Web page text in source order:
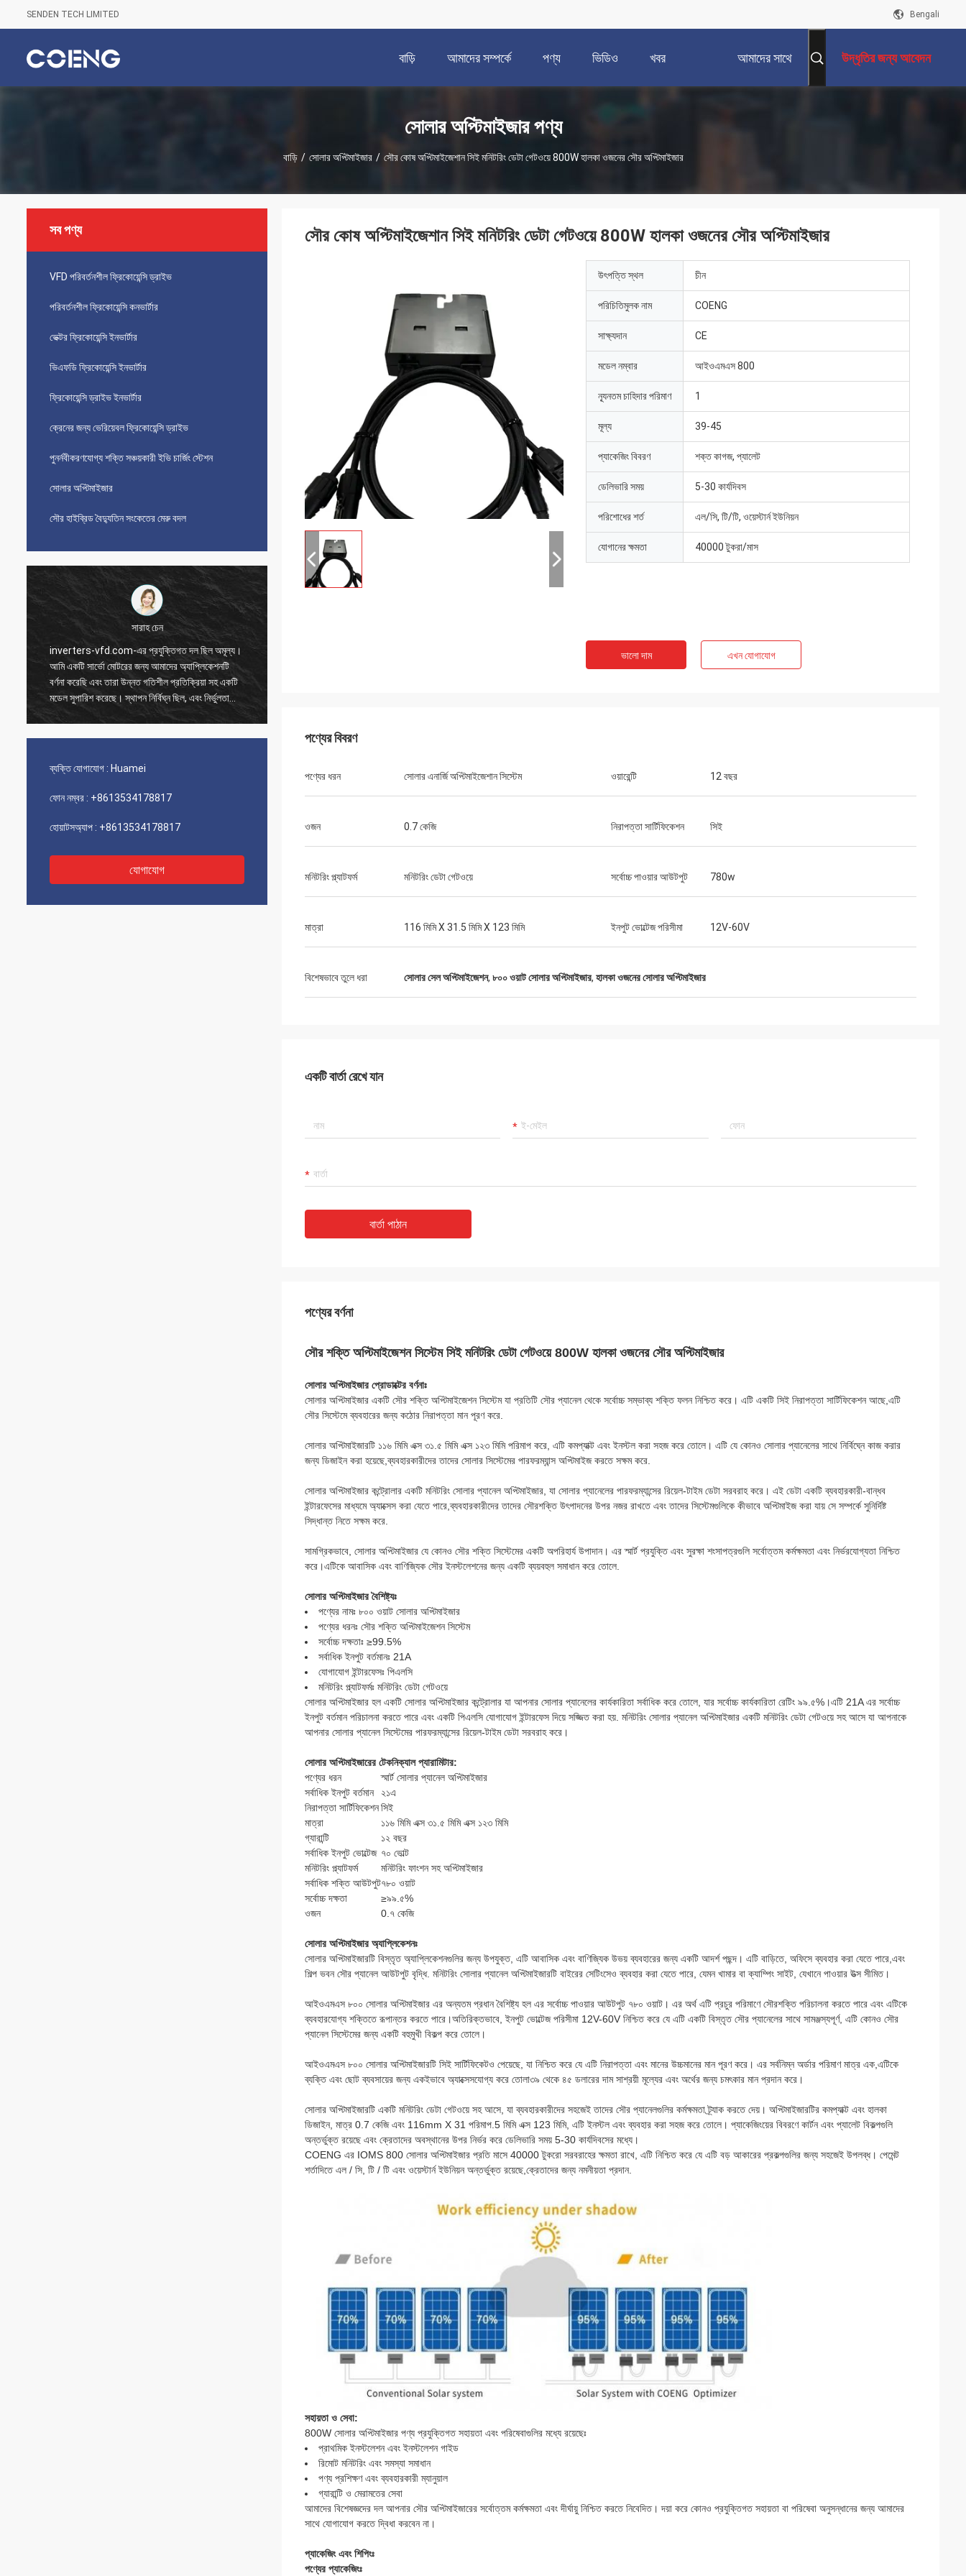
SENDEN TECH LIMITED Bengali
বাড়ি আমাদের সম্পর্কে পণ্য ভিডিও খবর আমাদের সাথে উদ্ধৃতির জন্য আবেদন
সোলার অপ্টিমাইজার পণ্য
বাড়ি / সোলার অপ্টিমাইজার / সৌর কোষ অপ্টিমাইজেশান সিই মনিটরিং ডেটা গেটওয়ে 800W হালকা ওজনের সৌর অপ্টিমাইজার
সব পণ্য
VFD পরিবর্তনশীল ফ্রিকোয়েন্সি ড্রাইভ
পরিবর্তনশীল ফ্রিকোয়েন্সি কনভার্টার
ভেক্টর ফ্রিকোয়েন্সি ইনভার্টার
ভিএফডি ফ্রিকোয়েন্সি ইনভার্টার
ফ্রিকোয়েন্সি ড্রাইভ ইনভার্টার
ক্রেনের জন্য ভেরিয়েবল ফ্রিকোয়েন্সি ড্রাইভ
পুনর্নবীকরণযোগ্য শক্তি সঞ্চয়কারী ইভি চার্জিং স্টেশন
সোলার অপ্টিমাইজার
সৌর হাইব্রিড বৈদ্যুতিন সংকেতের মেরু বদল
সারাহ চেন
inverters-vfd.com-এর প্রযুক্তিগত দল ছিল অমূল্য।
আমি একটি সার্ভো মোটরের জন্য আমাদের অ্যাপ্লিকেশনটি
বর্ণনা করেছি এবং তারা উন্নত গতিশীল প্রতিক্রিয়া সহ একটি
মডেল সুপারিশ করেছে। স্থাপন নির্বিঘ্ন ছিল, এবং নির্ভুলতা
আমাদের চক্রের সময় উন্নত করেছে। বিশেষজ্ঞের পরামর্শ এবং
পারফরম্যান্সে মুগ্ধ। সব মিলিয়ে ঝামেলামুক্ত অভিজ্ঞতা।
আমাদের একটি সংবেদনশীল পরীক্ষার পরিবেশের জন্য কম-
শব্দযুক্ত স্পিন্ডেল মোটরের প্রয়োজন ছিল। আমরা যে ইউনিটটি
আমরা আমাদের অ্যাসেম্বলি লাইনের জন্য একটি গুরুত্বপূর্ণ
VFD প্রতিস্থাপনের জন্য inverters-vfd.com-এর
ব্যক্তি যোগাযোগ : Huamei
ফোন নম্বর : +8613534178817
হোয়াটসঅ্যাপ : +8613534178817
যোগাযোগ
সৌর কোষ অপ্টিমাইজেশান সিই মনিটরিং ডেটা গেটওয়ে 800W হালকা ওজনের সৌর অপ্টিমাইজার
উৎপত্তি স্থল চীন
পরিচিতিমুলক নাম COENG
সাক্ষ্যদান CE
মডেল নম্বার আইওএমএস 800
ন্যূনতম চাহিদার পরিমাণ 1
মূল্য 39-45
প্যাকেজিং বিবরণ শক্ত কাগজ, প্যালেট
ডেলিভারি সময় 5-30 কার্যদিবস
পরিশোধের শর্ত এল/সি, টি/টি, ওয়েস্টার্ন ইউনিয়ন
যোগানের ক্ষমতা 40000 টুকরা/মাস
ভালো দাম এখন যোগাযোগ
পণ্যের বিবরণ
পণ্যের ধরন সোলার এনার্জি অপ্টিমাইজেশান সিস্টেম ওয়ারেন্টি 12 বছর
ওজন 0.7 কেজি নিরাপত্তা সার্টিফিকেশন সিই
মনিটরিং প্ল্যাটফর্ম মনিটরিং ডেটা গেটওয়ে সর্বোচ্চ পাওয়ার আউটপুট 780w
মাত্রা 116 মিমি X 31.5 মিমি X 123 মিমি ইনপুট ভোল্টেজ পরিসীমা 12V-60V
বিশেষভাবে তুলে ধরা সোলার সেল অপ্টিমাইজেশন, ৮০০ ওয়াট সোলার অপ্টিমাইজার, হালকা ওজনের সোলার অপ্টিমাইজার
একটি বার্তা রেখে যান
বার্তা পাঠান
পণ্যের বর্ণনা
সৌর শক্তি অপ্টিমাইজেশন সিস্টেম সিই মনিটরিং ডেটা গেটওয়ে 800W হালকা ওজনের সৌর অপ্টিমাইজার
সোলার অপ্টিমাইজার প্রোডাক্টের বর্ণনাঃ
সোলার অপ্টিমাইজার একটি সৌর শক্তি অপ্টিমাইজেশন সিস্টেম যা প্রতিটি সৌর প্যানেল থেকে সর্বোচ্চ সম্ভাব্য শক্তি ফলন নিশ্চিত করে। এটি একটি সিই নিরাপত্তা সার্টিফিকেশন আছে,এটি
সৌর সিস্টেমে ব্যবহারের জন্য কঠোর নিরাপত্তা মান পূরণ করে.
সোলার অপ্টিমাইজারটি ১১৬ মিমি এক্স ৩১.৫ মিমি এক্স ১২৩ মিমি পরিমাপ করে, এটি কমপ্যাক্ট এবং ইনস্টল করা সহজ করে তোলে। এটি যে কোনও সোলার প্যানেলের সাথে নির্বিঘ্নে কাজ করার
জন্য ডিজাইন করা হয়েছে,ব্যবহারকারীদের তাদের সোলার সিস্টেমের পারফরম্যান্স অপ্টিমাইজ করতে সক্ষম করে.
সোলার অপ্টিমাইজার কন্ট্রোলার একটি মনিটরিং সোলার প্যানেল অপ্টিমাইজার, যা সোলার প্যানেলের পারফরম্যান্সের রিয়েল-টাইম ডেটা সরবরাহ করে। এই ডেটা একটি ব্যবহারকারী-বান্ধব
ইন্টারফেসের মাধ্যমে অ্যাক্সেস করা যেতে পারে,ব্যবহারকারীদের তাদের সৌরশক্তি উৎপাদনের উপর নজর রাখতে এবং তাদের সিস্টেমগুলিকে কীভাবে অপ্টিমাইজ করা যায় সে সম্পর্কে সুনির্দিষ্ট
সিদ্ধান্ত নিতে সক্ষম করে.
সামগ্রিকভাবে, সোলার অপ্টিমাইজার যে কোনও সৌর শক্তি সিস্টেমের একটি অপরিহার্য উপাদান। এর স্মার্ট প্রযুক্তি এবং সুরক্ষা শংসাপত্রগুলি সর্বোত্তম কর্মক্ষমতা এবং নির্ভরযোগ্যতা নিশ্চিত
করে।এটিকে আবাসিক এবং বাণিজ্যিক সৌর ইনস্টলেশনের জন্য একটি ব্যয়বহুল সমাধান করে তোলে.
সোলার অপ্টিমাইজার বৈশিষ্ট্যঃ
পণ্যের নামঃ ৮০০ ওয়াট সোলার অপ্টিমাইজার
পণ্যের ধরনঃ সৌর শক্তি অপ্টিমাইজেশন সিস্টেম
সর্বোচ্চ দক্ষতাঃ ≥99.5%
সর্বাধিক ইনপুট বর্তমানঃ 21A
যোগাযোগ ইন্টারফেসঃ পিএলসি
মনিটরিং প্ল্যাটফর্মঃ মনিটরিং ডেটা গেটওয়ে
সোলার অপ্টিমাইজার হল একটি সোলার অপ্টিমাইজার কন্ট্রোলার যা আপনার সোলার প্যানেলের কার্যকারিতা সর্বাধিক করে তোলে, যার সর্বোচ্চ কার্যকারিতা রেটিং ৯৯.৫%।এটি 21A এর সর্বোচ্চ
ইনপুট বর্তমান পরিচালনা করতে পারে এবং একটি পিএলসি যোগাযোগ ইন্টারফেস দিয়ে সজ্জিত করা হয়. মনিটরিং সোলার প্যানেল অপ্টিমাইজার একটি মনিটরিং ডেটা গেটওয়ে সহ আসে যা আপনাকে
আপনার সোলার প্যানেল সিস্টেমের পারফরম্যান্সের রিয়েল-টাইম ডেটা সরবরাহ করে।
সোলার অপ্টিমাইজারের টেকনিক্যাল প্যারামিটার:
পণ্যের ধরন
স্মার্ট সোলার প্যানেল অপ্টিমাইজার
সর্বাধিক ইনপুট বর্তমান
২১এ
নিরাপত্তা সার্টিফিকেশনসিই
মাত্রা
১১৬ মিমি এক্স ৩১.৫ মিমি এক্স ১২৩ মিমি
গ্যারান্টি
১২ বছর
সর্বাধিক ইনপুট ভোল্টেজ ৭০ ভোল্ট
মনিটরিং প্ল্যাটফর্ম
মনিটরিং ফাংশন সহ অপ্টিমাইজার
সর্বাধিক শক্তি আউটপুট৭৮০ ওয়াট
সর্বোচ্চ দক্ষতা
≥৯৯.৫%
ওজন
0.৭ কেজি
সোলার অপ্টিমাইজার অ্যাপ্লিকেশনঃ
সোলার অপ্টিমাইজারটি বিস্তৃত অ্যাপ্লিকেশনগুলির জন্য উপযুক্ত, এটি আবাসিক এবং বাণিজ্যিক উভয় ব্যবহারের জন্য একটি আদর্শ পছন্দ। এটি বাড়িতে, অফিসে ব্যবহার করা যেতে পারে,এবং
শিল্প ভবন সৌর প্যানেল আউটপুট বৃদ্ধি. মনিটরিং সোলার প্যানেল অপ্টিমাইজারটি বাইরের সেটিংসেও ব্যবহার করা যেতে পারে, যেমন খামার বা ক্যাম্পিং সাইট, যেখানে পাওয়ার উত্স সীমিত।
আইওএমএস ৮০০ সোলার অপ্টিমাইজার এর অন্যতম প্রধান বৈশিষ্ট্য হল এর সর্বোচ্চ পাওয়ার আউটপুট ৭৮০ ওয়াট। এর অর্থ এটি প্রচুর পরিমাণে সৌরশক্তি পরিচালনা করতে পারে এবং এটিকে
ব্যবহারযোগ্য শক্তিতে রূপান্তর করতে পারে।অতিরিক্তভাবে, ইনপুট ভোল্টেজ পরিসীমা 12V-60V নিশ্চিত করে যে এটি একটি বিস্তৃত সৌর প্যানেলের সাথে সামঞ্জস্যপূর্ণ, এটি কোনও সৌর
প্যানেল সিস্টেমের জন্য একটি বহুমুখী বিকল্প করে তোলে।
আইওএমএস ৮০০ সোলার অপ্টিমাইজারটি সিই সার্টিফিকেটও পেয়েছে, যা নিশ্চিত করে যে এটি নিরাপত্তা এবং মানের উচ্চমানের মান পূরণ করে। এর সর্বনিম্ন অর্ডার পরিমাণ মাত্র এক,এটিকে
ব্যক্তি এবং ছোট ব্যবসায়ের জন্য একইভাবে অ্যাক্সেসযোগ্য করে তোলা৩৯ থেকে ৪৫ ডলারের দাম সাশ্রয়ী মূল্যের এবং অর্থের জন্য চমৎকার মান প্রদান করে।
সোলার অপ্টিমাইজারটি একটি মনিটরিং ডেটা গেটওয়ে সহ আসে, যা ব্যবহারকারীদের সহজেই তাদের সৌর প্যানেলগুলির কর্মক্ষমতা ট্র্যাক করতে দেয়। অপ্টিমাইজারটির কমপ্যাক্ট এবং হালকা
ডিজাইন, মাত্র 0.7 কেজি এবং 116mm X 31 পরিমাপ.5 মিমি এক্স 123 মিমি, এটি ইনস্টল এবং ব্যবহার করা সহজ করে তোলে। প্যাকেজিংয়ের বিবরণে কার্টন এবং প্যালেট বিকল্পগুলি
অন্তর্ভুক্ত রয়েছে এবং ক্রেতাদের অবস্থানের উপর নির্ভর করে ডেলিভারি সময় 5-30 কার্যদিবসের মধ্যে।
COENG এর IOMS 800 সোলার অপ্টিমাইজার প্রতি মাসে 40000 টুকরো সরবরাহের ক্ষমতা রাখে, এটি নিশ্চিত করে যে এটি বড় আকারের প্রকল্পগুলির জন্য সহজেই উপলব্ধ। পেমেন্ট
শর্তাদিতে এল / সি, টি / টি এবং ওয়েস্টার্ন ইউনিয়ন অন্তর্ভুক্ত রয়েছে,ক্রেতাদের জন্য নমনীয়তা প্রদান.
সহায়তা ও সেবা:
800W সোলার অপ্টিমাইজার পণ্য প্রযুক্তিগত সহায়তা এবং পরিষেবাগুলির মধ্যে রয়েছেঃ
প্রাথমিক ইনস্টলেশন এবং ইনস্টলেশন গাইড
রিমোট মনিটরিং এবং সমস্যা সমাধান
পণ্য প্রশিক্ষণ এবং ব্যবহারকারী ম্যানুয়াল
গ্যারান্টি ও মেরামতের সেবা
আমাদের বিশেষজ্ঞদের দল আপনার সৌর অপ্টিমাইজারের সর্বোত্তম কর্মক্ষমতা এবং দীর্ঘায়ু নিশ্চিত করতে নিবেদিত। দয়া করে কোনও প্রযুক্তিগত সহায়তা বা পরিষেবা অনুসন্ধানের জন্য আমাদের
সাথে যোগাযোগ করতে দ্বিধা করবেন না।
প্যাকেজিং এবং শিপিংঃ
পণ্যের প্যাকেজিংঃ